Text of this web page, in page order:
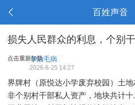
百姓声音
损失人民群众的利息，个别
点击重新加载专治毛病
2026-6-25 14:27
界牌村（原悦达小学废弃校园）土
非个别村干部私人资产，地块共计